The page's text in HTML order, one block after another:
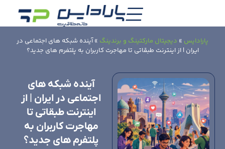
پارادایس » دیجیتال مارکتینگ و برندینگ »آینده شبکه های اجتماعی در
ایران | از اینترنت طبقاتی تا مهاجرت کاربران به پلتفرم های جدید؟
آینده شبکه های
اجتماعی در ایران | از
اینترنت طبقاتی تا
مهاجرت کاربران به
پلتفرم های جدید؟